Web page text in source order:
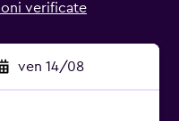
verificate
ven 14/08